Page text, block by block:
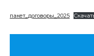
пакет_договоры_2025